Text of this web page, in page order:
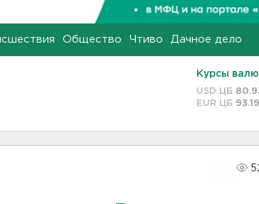
Общество Чтиво Дачное дело
Курсы
USD ЦБ
EUR ЦБ 93.19